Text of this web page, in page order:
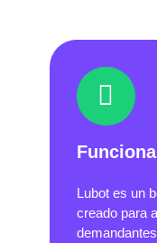
Lubot es un
creado para